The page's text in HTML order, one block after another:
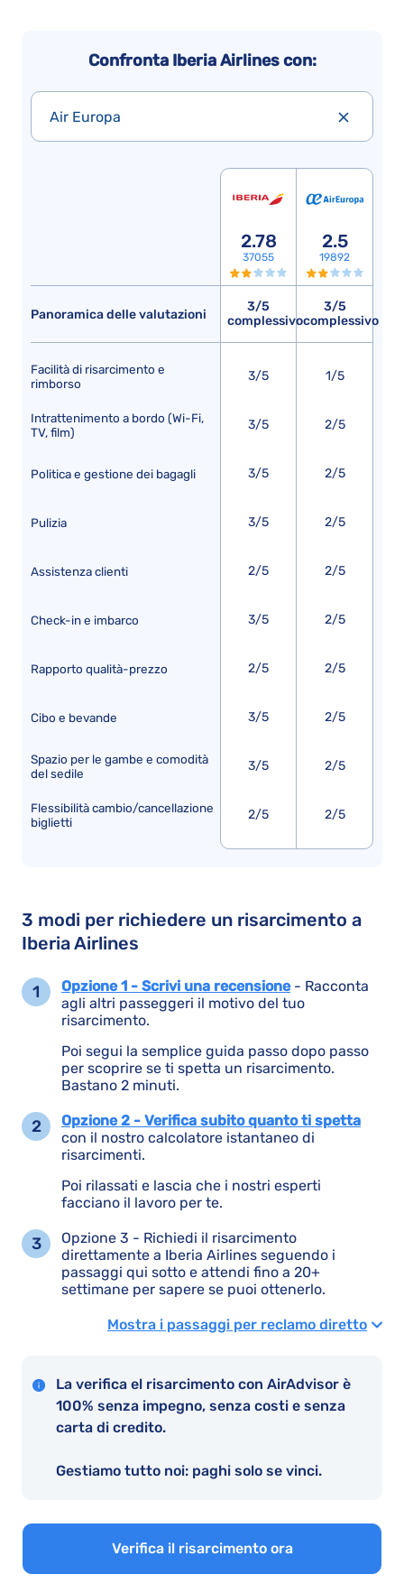
Confronta Iberia Airlines con:
Air Europa
Panoramica delle valutazioni
Facilità di risarcimento e
rimborso
Intrattenimento a bordo (Wi-Fi,
TV, film)
Politica e gestione dei bagagli
Pulizia
Assistenza clienti
Check-in e imbarco
Rapporto qualità-prezzo
Cibo e bevande
Spazio per le gambe e comodità
del sedile
Flessibilità cambio/cancellazione
biglietti
2.78
37055
3/5
complessivo
3/5
3/5
3/5
3/5
2/5
3/5
2/5
3/5
3/5
2/5
2.5
19892
3/5
complessivo
1/5
2/5
2/5
2/5
2/5
2/5
2/5
2/5
2/5
2/5
3 modi per richiedere un risarcimento a
Iberia Airlines
Opzione 1 - Scrivi una recensione- Racconta
agli altri passeggeri il motivo del tuo
risarcimento.
Poi segui la semplice guida passo dopo passo
per scoprire se ti spetta un risarcimento.
Bastano 2 minuti.
Opzione 2 - Verifica subito quanto ti spetta
con il nostro calcolatore istantaneo di
risarcimenti.
Poi rilassati e lascia che i nostri esperti
facciano il lavoro per te.
Opzione 3 - Richiedi il risarcimento
direttamente a Iberia Airlines seguendo i
passaggi qui sotto e attendi fino a 20+
settimane per sapere se puoi ottenerlo.
Mostra i passaggi per reclamo diretto
La verifica el risarcimento con AirAdvisor è
100% senza impegno, senza costi e senza
carta di credito.
Gestiamo tutto noi: paghi solo se vinci.
Verifica il risarcimento ora